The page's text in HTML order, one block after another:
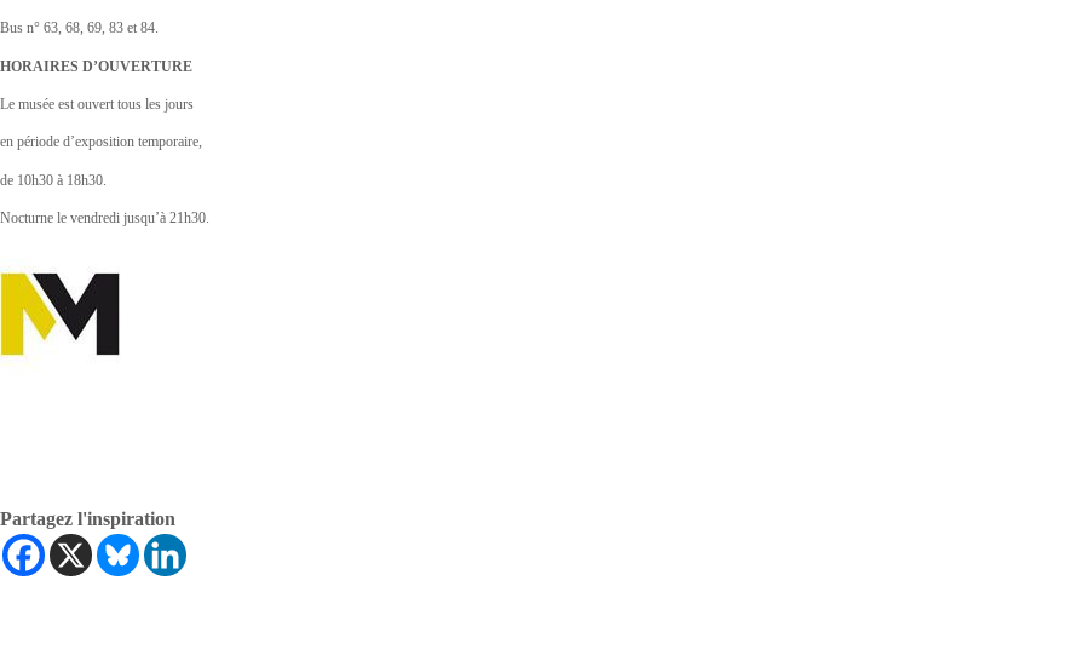
Bus n° 63, 68, 69, 83 et 84.
HORAIRES D’OUVERTURE
Le musée est ouvert tous les jours
en période d’exposition temporaire,
de 10h30 à 18h30.
Nocturne le vendredi jusqu’à 21h30.
Partagez l'inspiration